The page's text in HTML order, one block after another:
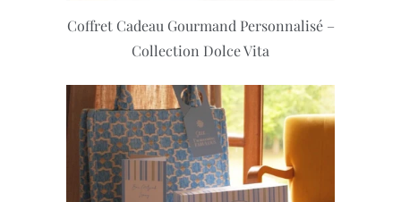
Coffret Cadeau Gourmand Personnalisé –
Collection Dolce Vita